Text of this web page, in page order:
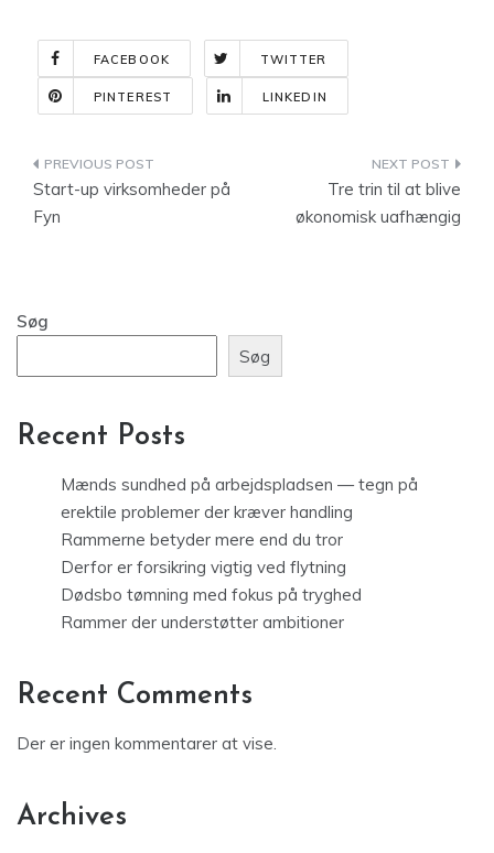
FACEBOOK TWITTER
PINTEREST LINKEDIN
Indlægsnavigation
Start-up virksomheder på
Fyn
Tre trin til at blive
økonomisk uafhængig
Søg
Søg
Recent Posts
Mænds sundhed på arbejdspladsen — tegn på
erektile problemer der kræver handling
Rammerne betyder mere end du tror
Derfor er forsikring vigtig ved flytning
Dødsbo tømning med fokus på tryghed
Rammer der understøtter ambitioner
Recent Comments
Der er ingen kommentarer at vise.
Archives